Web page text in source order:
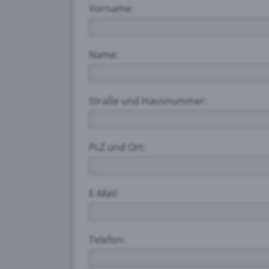
Vorname:
Name:
Straße und Hausnummer:
PLZ und Ort:
E-Mail:
Telefon: